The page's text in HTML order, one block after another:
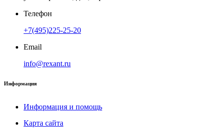
Телефон
+7(495)225-25-20
Email
info@rexant.ru
Информация
Информация и помощь
Карта сайта